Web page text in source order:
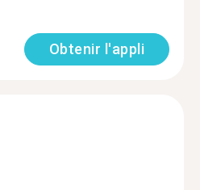
Obtenir l'appli